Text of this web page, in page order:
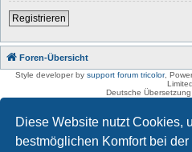
Diese Website nutzt Cookies,
bestmöglichen Komfort bei
Registrieren
Foren-Übersicht
Style developer by support forum tricolor,
Limited
Deutsche
Impressum und